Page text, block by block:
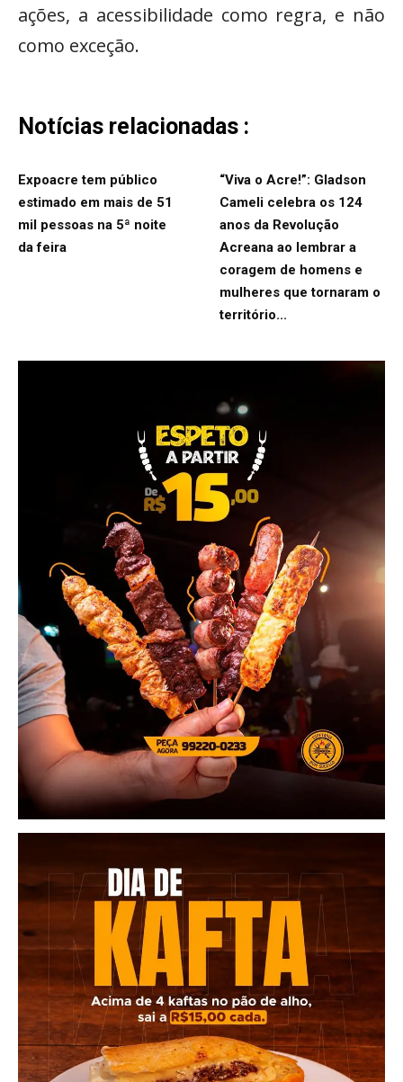
ações, a acessibilidade como regra, e não
como exceção.
Notícias relacionadas :
Expoacre tem público
estimado em mais de 51
mil pessoas na 5ª noite
da feira
“Viva o Acre!”: Gladson
Cameli celebra os 124
anos da Revolução
Acreana ao lembrar a
coragem de homens e
mulheres que tornaram o
território...